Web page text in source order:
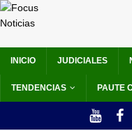
INICIO JUDICIALES
TENDENCIAS PAUTE